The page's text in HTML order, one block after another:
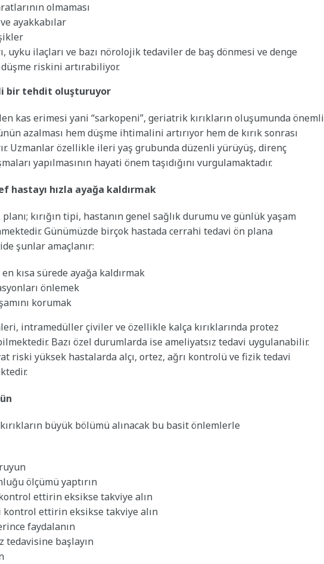
olmaması
ayakkabılar
uyku ilaçları ve bazı nörolojik tedaviler de baş dönmesi ve denge
riskini artırabiliyor.
bir tehdit oluşturuyor
kas erimesi yani “sarkopeni”, geriatrik kırıkların oluşumunda önemli
azalması hem düşme ihtimalini artırıyor hem de kırık sonrası
Uzmanlar özellikle ileri yaş grubunda düzenli yürüyüş, direnç
yapılmasının hayati önem taşıdığını vurgulamaktadır.
hastayı hızla ayağa kaldırmak
kırığın tipi, hastanın genel sağlık durumu ve günlük yaşam
Günümüzde birçok hastada cerrahi tedavi ön plana
şunlar amaçlanır:
kısa sürede ayağa kaldırmak
önlemek
korumak
intramedüller çiviler ve özellikle kalça kırıklarında protez
Bazı özel durumlarda ise ameliyatsız tedavi uygulanabilir.
riski yüksek hastalarda alçı, ortez, ağrı kontrolü ve fizik tedavi
büyük bölümü alınacak bu basit önlemlerle
ölçümü yaptırın
ettirin eksikse takviye alın
ettirin eksikse takviye alın
faydalanın
tedavisine başlayın